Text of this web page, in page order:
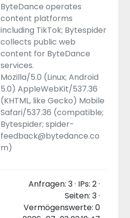
ByteDance operates
content platforms
including TikTok; Bytespider
collects public web
content for ByteDance
services.
Mozilla/5.0 (Linux; Android
5.0) AppleWebKit/537.36
(KHTML, like Gecko) Mobile
Safari/537.36 (compatible;
Bytespider; spider-
feedback@bytedance.co
m)
Anfragen: 3 · IPs: 2 ·
Seiten: 3 ·
Vermögenswerte: 0